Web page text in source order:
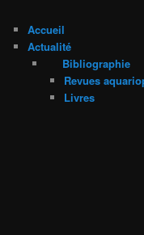
Accueil
Actualité
Bibliographie
Revues
Livres